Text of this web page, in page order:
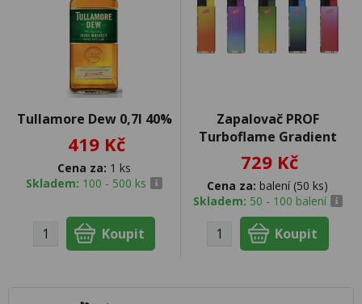
Tullamore Dew 0,7l 40%
419 Kč
Cena za: 1 ks
Skladem: 100 - 500 ks
Zapalovač PROF
Turboflame Gradient
729 Kč
Cena za: balení (50 ks)
Skladem: 50 - 100 balení